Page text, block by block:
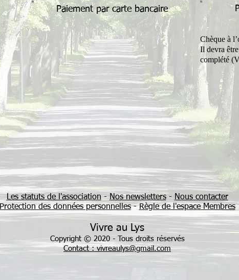
Paiement par carte bancaire
Chèque à
Il devra
complété
Les statuts de l'association-Nos newsletters- Nous contacter
Protection des données personnelles-Règle de l'espace Membres
Vivre au Lys
Copyright © 2020 - Tous droits réservés
Contact : vivreaulys@gmail.com